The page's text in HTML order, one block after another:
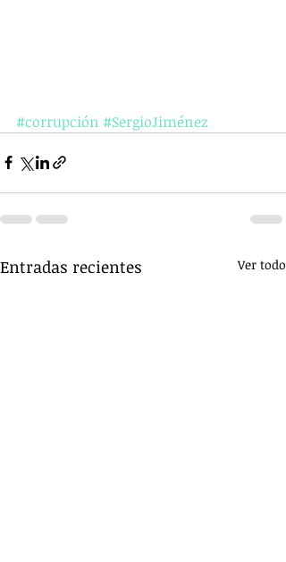
#corrupción #SergioJiménez
Entradas recientes Ver todo